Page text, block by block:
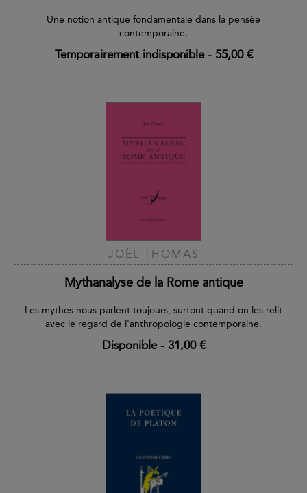
Une notion antique fondamentale dans la pensée
contemporaine.
Temporairement indisponible- 55,00 €
JOËL THOMAS
Mythanalyse de la Rome antique
Les mythes nous parlent toujours, surtout quand on les relit
avec le regard de l'anthropologie contemporaine.
Disponible- 31,00 €